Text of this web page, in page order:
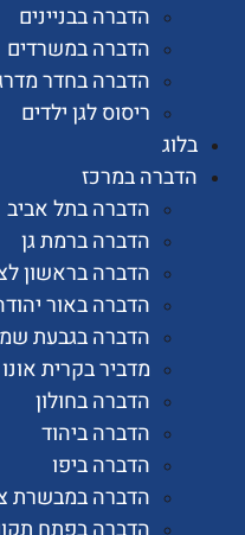
הדברה בבניינים
הדברה במשרדים
הדברה בחדר מדרגות
ריסוס לגן ילדים
במרכז
הדברה בתל אביב
הדברה ברמת גן
הדברה בראשון לציון
הדברה באור יהודה
הדברה בגבעת שמואל
מדביר בקרית אונו
הדברה בחולון
הדברה ביהוד
הדברה ביפו
הדברה במבשרת ציון